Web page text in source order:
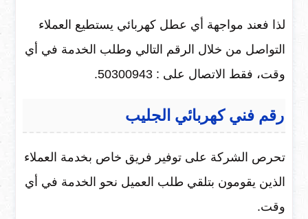
لذا فعند مواجهة أي عطل كهربائي يستطيع العملاء
التواصل من خلال الرقم التالي وطلب الخدمة في أي
وقت، فقط الاتصال على : 50300943.
رقم فني كهربائي الجليب
تحرص الشركة على توفير فريق خاص بخدمة العملاء
الذين يقومون بتلقي طلب العميل نحو الخدمة في أي
وقت.